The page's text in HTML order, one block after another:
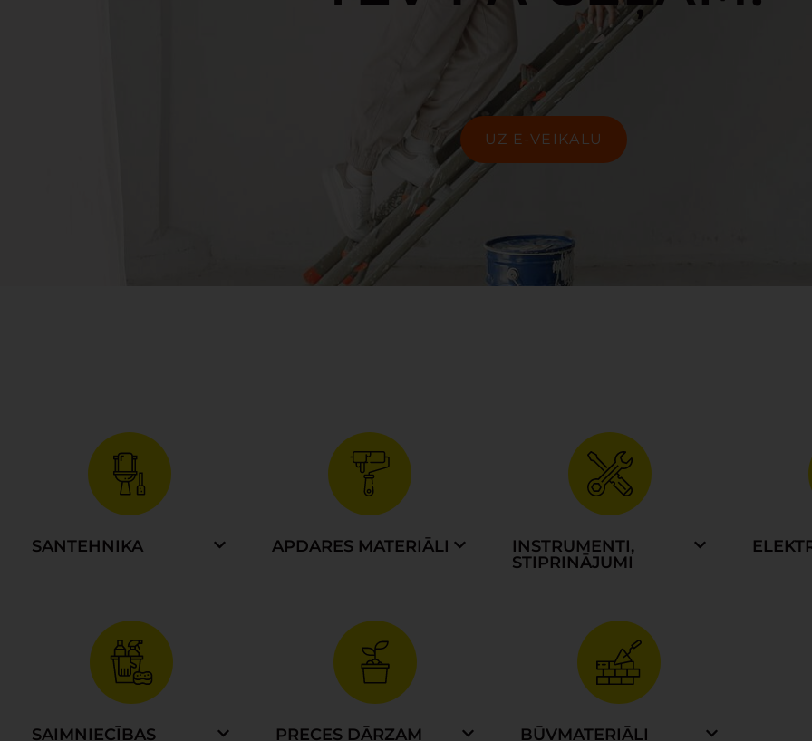
UZ E-VEIKALU
SANTEHNIKA APDARES MATERIĀLI
INSTRUMENTI,
STIPRINĀJUMI
SAIMNIECĪBAS
PRECES DĀRZAM BŪVMATERIĀLI